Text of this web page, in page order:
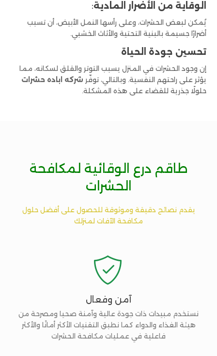
الوقاية من الأضرار المادية:
يُمكن لبعض الحشرات، وعلى رأسها النمل الأبيض، أن تسبب
أضرارًا جسيمة بالبنية التحتية والأثاث الخشبي.
تحسين جودة الحياة
إن وجود الحشرات في المنزل يسبب التوتر والقلق لسكانه، مما
يؤثر على راحتهم النفسية. وبالتالي، توفّر شركه اباده حشرات
حلولًا جذرية للقضاء على هذه المشكلة.
طاقم درع الوقائية لمكافحة
الحشرات
يقدم نصائح دقيقة وموثوقة للحصول على أفضل حلول
مكافحة الآفات لمنزلك

آمن وفعال
نستخدم مبيدات ذات جودة عالية وآمنة صحيا ومصرحة من
هيئة الغذاء والدواء كما نطبق التقنيات الأكثر أمانًا والأكثر
فاعلية في عمليات مكافحة الحشرات